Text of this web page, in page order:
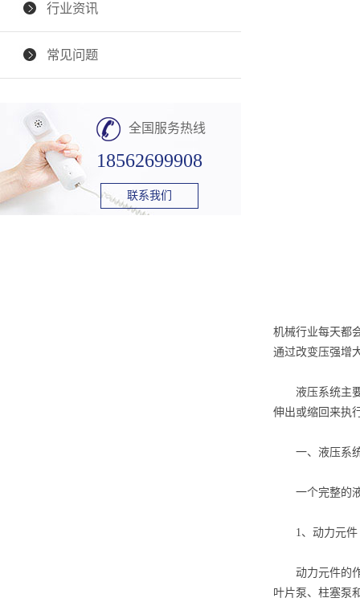
行业资讯
常见问题
全国服务热线
18562699908
联系我们
机械行业每天都
通过改变压强增
液压系统主要
伸出或缩回来执
一、液压系
一个完整的液
1、动力元件
动力元件的作
叶片泵、柱塞泵